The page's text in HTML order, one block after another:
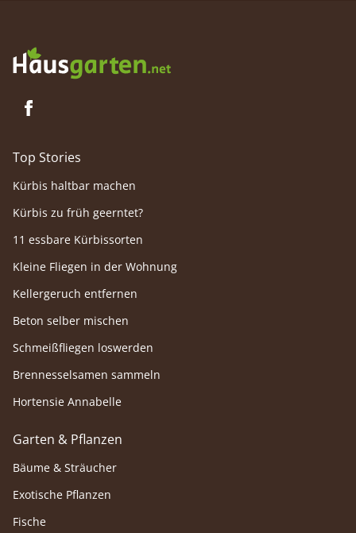
Top Stories
Kürbis haltbar machen
Kürbis zu früh geerntet?
11 essbare Kürbissorten
Kleine Fliegen in der Wohnung
Kellergeruch entfernen
Beton selber mischen
Schmeißfliegen loswerden
Brennesselsamen sammeln
Hortensie Annabelle
Garten & Pflanzen
Bäume & Sträucher
Exotische Pflanzen
Fische